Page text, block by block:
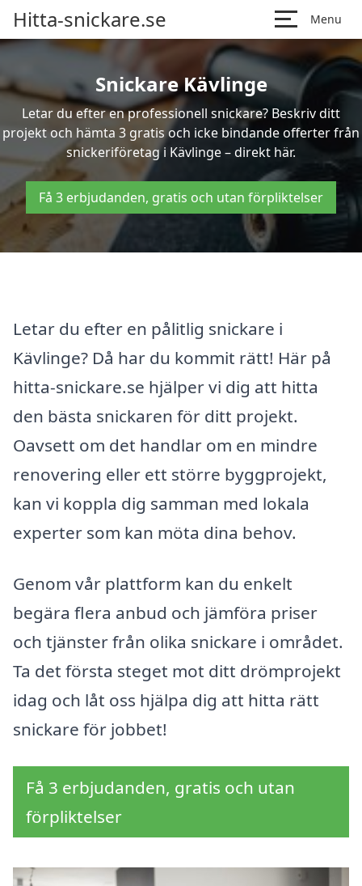
Hitta-snickare.se Menu
Snickare Kävlinge
Letar du efter en professionell snickare? Beskriv ditt
projekt och hämta 3 gratis och icke bindande offerter från
snickeriföretag i Kävlinge – direkt här.
Få 3 erbjudanden, gratis och utan förpliktelser
Letar du efter en pålitlig snickare i
Kävlinge? Då har du kommit rätt! Här på
hitta-snickare.se hjälper vi dig att hitta
den bästa snickaren för ditt projekt.
Oavsett om det handlar om en mindre
renovering eller ett större byggprojekt,
kan vi koppla dig samman med lokala
experter som kan möta dina behov.
Genom vår plattform kan du enkelt
begära flera anbud och jämföra priser
och tjänster från olika snickare i området.
Ta det första steget mot ditt drömprojekt
idag och låt oss hjälpa dig att hitta rätt
snickare för jobbet!
Få 3 erbjudanden, gratis och utan
förpliktelser